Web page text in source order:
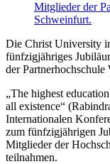
Die Christ University
fünfzigjähriges
der
„The highest
all existence“
Internationalen
zum fünfzigjährigen
Mitglieder der
teilnahmen.